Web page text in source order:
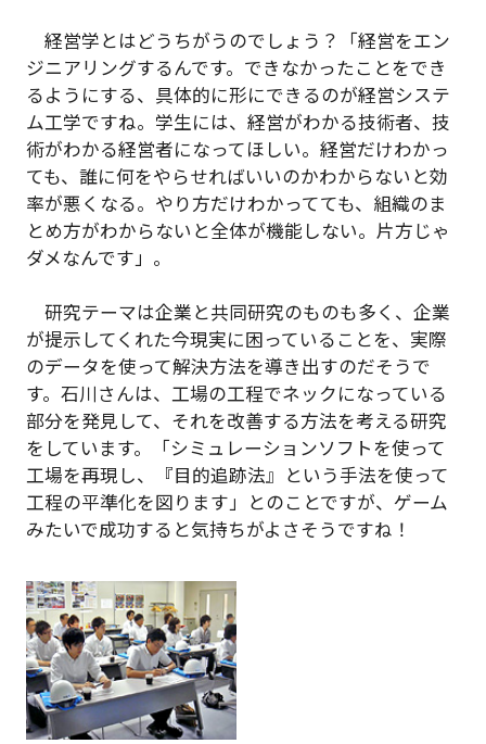
経営学とはどうちがうのでしょう？「経営をエン
ジニアリングするんです。できなかったことをでき
るようにする、具体的に形にできるのが経営システ
ム工学ですね。学生には、経営がわかる技術者、技
術がわかる経営者になってほしい。経営だけわかっ
ても、誰に何をやらせればいいのかわからないと効
率が悪くなる。やり方だけわかってても、組織のま
とめ方がわからないと全体が機能しない。片方じゃ
ダメなんです」。
研究テーマは企業と共同研究のものも多く、企業
が提示してくれた今現実に困っていることを、実際
のデータを使って解決方法を導き出すのだそうで
す。石川さんは、工場の工程でネックになっている
部分を発見して、それを改善する方法を考える研究
をしています。「シミュレーションソフトを使って
工場を再現し、『目的追跡法』という手法を使って
工程の平準化を図ります」とのことですが、ゲーム
みたいで成功すると気持ちがよさそうですね！